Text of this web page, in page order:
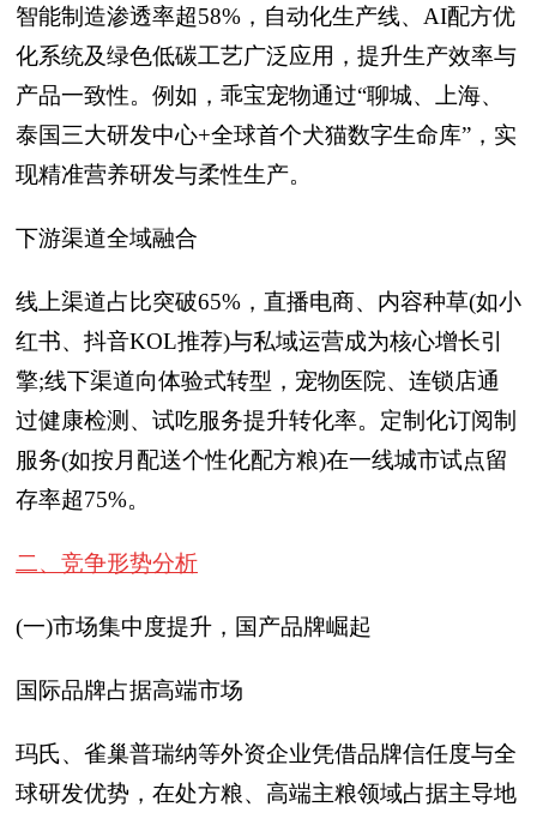
智能制造渗透率超58%，自动化生产线、AI配方优
化系统及绿色低碳工艺广泛应用，提升生产效率与
产品一致性。例如，乖宝宠物通过“聊城、上海、
泰国三大研发中心+全球首个犬猫数字生命库”，实
现精准营养研发与柔性生产。
下游渠道全域融合
线上渠道占比突破65%，直播电商、内容种草(如小
红书、抖音KOL推荐)与私域运营成为核心增长引
擎;线下渠道向体验式转型，宠物医院、连锁店通
过健康检测、试吃服务提升转化率。定制化订阅制
服务(如按月配送个性化配方粮)在一线城市试点留
存率超75%。
二、竞争形势分析
(一)市场集中度提升，国产品牌崛起
国际品牌占据高端市场
玛氏、雀巢普瑞纳等外资企业凭借品牌信任度与全
球研发优势，在处方粮、高端主粮领域占据主导地